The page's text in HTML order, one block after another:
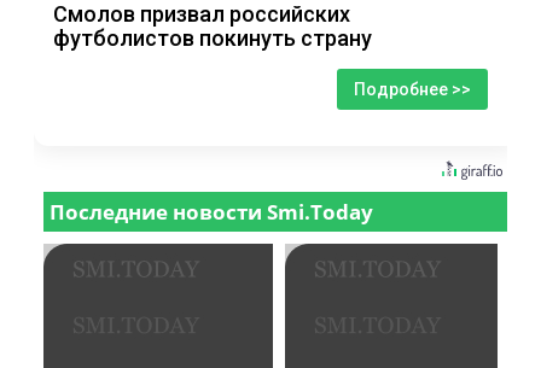
Смолов призвал российских
футболистов покинуть страну
Подробнее >>